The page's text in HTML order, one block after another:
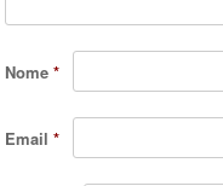
Nome*
Email*